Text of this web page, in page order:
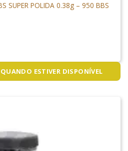
SUPER POLIDA 0.38g – 950 BBS
ESTIVER DISPONÍVEL